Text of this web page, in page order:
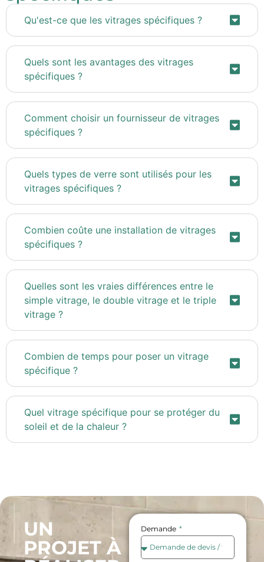
Qu'est-ce que les vitrages spécifiques ?
Quels sont les avantages des vitrages
spécifiques ?
Comment choisir un fournisseur de vitrages
spécifiques ?
Quels types de verre sont utilisés pour les
vitrages spécifiques ?
Combien coûte une installation de vitrages
spécifiques ?
Quelles sont les vraies différences entre le
simple vitrage, le double vitrage et le triple
vitrage ?
Combien de temps pour poser un vitrage
spécifique ?
Quel vitrage spécifique pour se protéger du
soleil et de la chaleur ?
UN
PROJET À
Demande